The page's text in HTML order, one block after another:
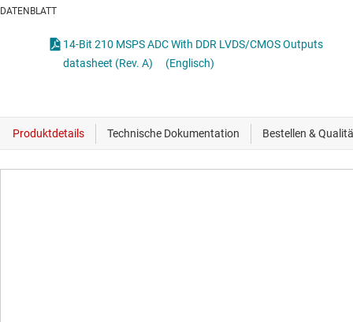
DATENBLATT
14-Bit 210 MSPS ADC With DDR LVDS/CMOS Outputs
datasheet (Rev. A)
(Englisch)